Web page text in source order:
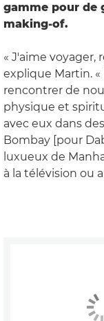
gamme pour de
making-of.
« J'aime
explique Martin.
rencontrer de
physique et
avec eux dans
Bombay [pour
luxueux de
à la télévision ou